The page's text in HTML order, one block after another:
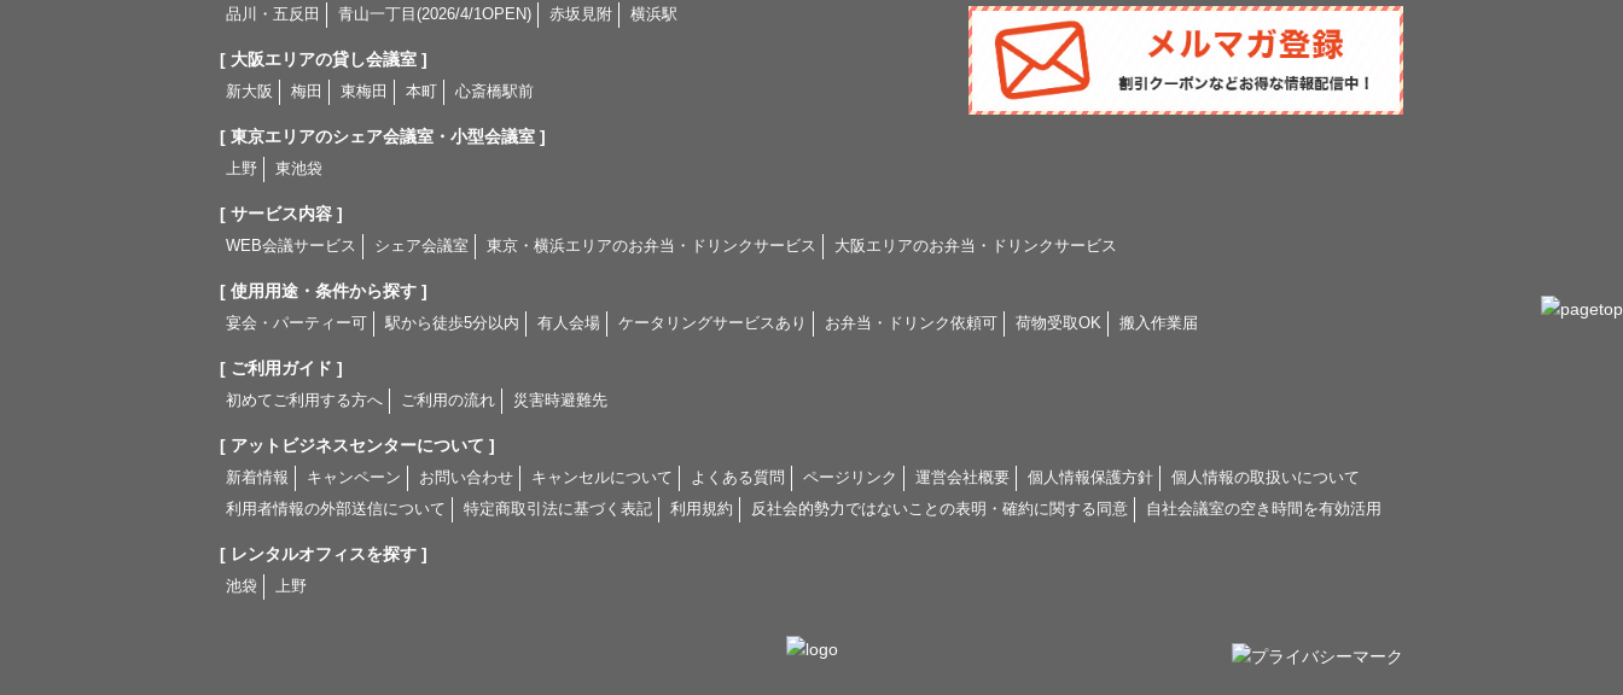
品川・五反田
青山一丁目(2026/4/1OPEN) 赤坂見附 横浜駅
[ 大阪エリアの貸し会議室 ]
新大阪 梅田 東梅田 本町 心斎橋駅前
[ 東京エリアのシェア会議室・小型会議室 ]
上野 東池袋
[ サービス内容 ]
WEB会議サービス シェア会議室 東京・横浜エリアのお弁当・ドリンクサービス 大阪エリアのお弁当・ドリンクサービス
[ 使用用途・条件から探す ]
宴会・パーティー可 駅から徒歩5分以内 有人会場 ケータリングサービスあり お弁当・ドリンク依頼可 荷物受取OK 搬入作業届
[ ご利用ガイド ]
初めてご利用する方へ ご利用の流れ 災害時避難先
[ アットビジネスセンターについて ]
新着情報 キャンペーン お問い合わせ キャンセルについて よくある質問 ページリンク 運営会社概要 個人情報保護方針
個人情報の取扱いについて
利用者情報の外部送信について
特定商取引法に基づく表記 利用規約 反社会的勢力ではないことの表明・確約に関する同意 自社会議室の空き時間を有効活用
[ レンタルオフィスを探す ]
池袋 上野